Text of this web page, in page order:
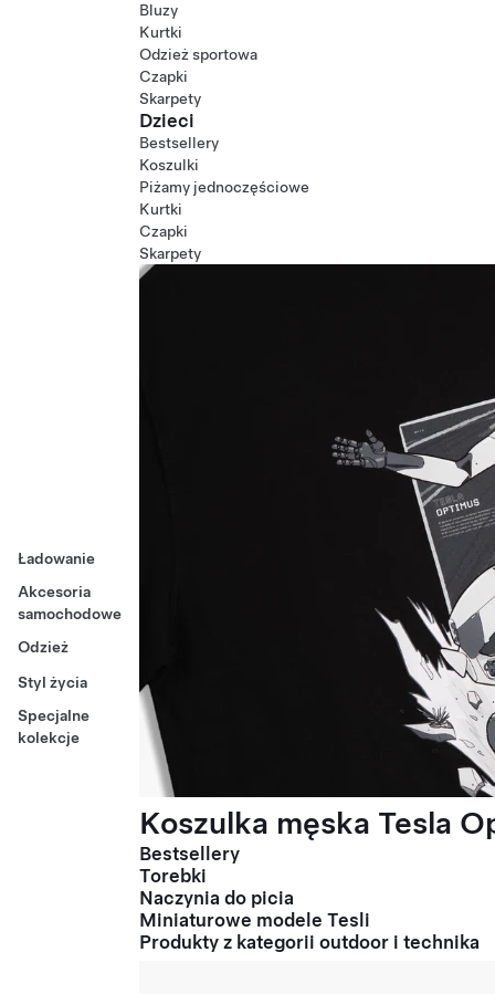
Ładowanie
Akcesoria
samochodowe
Odzież
Styl życia
Specjalne
kolekcje
Bluzy
Kurtki
Odzież sportowa
Czapki
Skarpety
Dzieci
Bestsellery
Koszulki
Piżamy jednoczęściowe
Kurtki
Czapki
Skarpety
Koszulka męska Tesla
Bestsellery
Torebki
Naczynia do picia
Miniaturowe modele Tesli
Produkty z kategorii outdoor i technika